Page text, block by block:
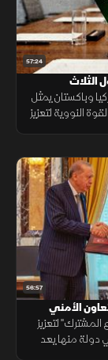
57:24
الثلاث
وباكستان يمثل
النووية لتعزيز
56:57
الأمني
لتعزيز
منها يعد